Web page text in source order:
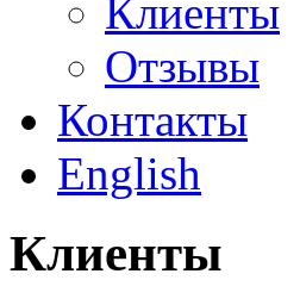
Клиенты
Отзывы
Контакты
English
Клиенты